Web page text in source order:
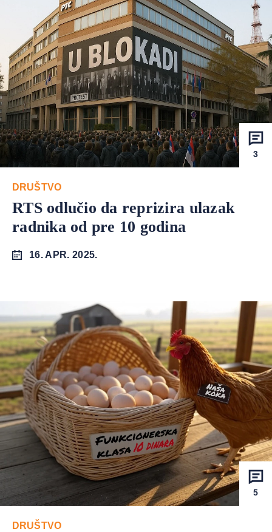
3
DRUŠTVO
RTS odlučio da reprizira ulazak
radnika od pre 10 godina
16. APR. 2025.
5
DRUŠTVO